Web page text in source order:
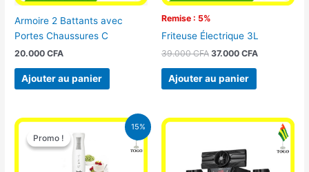
Armoire 2 Battants avec
Portes Chaussures C
20.000CFA
Ajouter au panier
Remise : 5%
Friteuse Électrique 3L
39.000CFA 37.000 CFA
Ajouter au panier
15%
Promo !
Promo !
Le
prix
initial
était :
12.900 CFA.
Le